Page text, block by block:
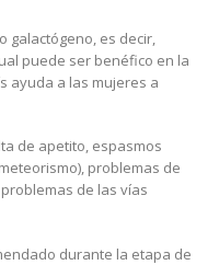
galactógeno, es decir,
puede ser benéfico en la
ayuda a las mujeres a
de apetito, espasmos
problemas de
de las vías
durante la etapa de